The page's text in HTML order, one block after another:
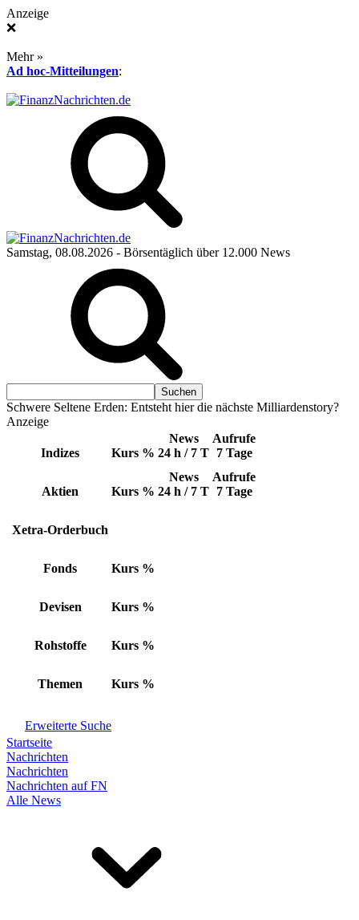
Anzeige
❌
Mehr »
Ad hoc-Mitteilungen:
Samstag, 08.08.2026 - Börsentäglich über 12.000 News
Schwere Seltene Erden: Entsteht hier die nächste Milliardenstory?
Anzeige
Indizes Kurs %
News
24 h / 7 T
Aufrufe
7 Tage
Aktien Kurs %
News
24 h / 7 T
Aufrufe
7 Tage
Xetra-Orderbuch
Fonds Kurs %
Devisen Kurs %
Rohstoffe Kurs %
Themen Kurs %
Erweiterte Suche
Startseite
Nachrichten
Nachrichten
Nachrichten auf FN
Alle News